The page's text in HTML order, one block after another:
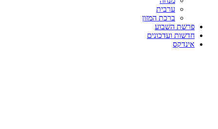
ערבית
ברכת המזון
פרשת השבוע
חדשות ועדכונים
אינדקס